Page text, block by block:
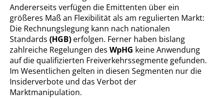
Andererseits verfügen die Emittenten über ein
größeres Maß an Flexibilität als am regulierten Markt:
Die Rechnungslegung kann nach nationalen
Standards (HGB) erfolgen. Ferner haben bislang
zahlreiche Regelungen des WpHG keine Anwendung
auf die qualifizierten Freiverkehrssegmente gefunden.
Im Wesentlichen gelten in diesen Segmenten nur die
Insiderverbote und das Verbot der
Marktmanipulation.